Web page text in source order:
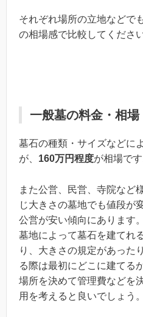
それぞれ場所の立地などで
の相場感で比較してください
一般墓の料金・相場
墓石の種類・サイズなどに
が、 160万円程度が相場です
また公営、民営、寺院など
じ大きさの墓地でも値段が
公営が安い傾向にあります。
墓地によって墓石を建てれ
り、大きさの規定があった
る際は最初にどこに建てる
場所を決めて管理費などを
用を考えると良いでしょう。